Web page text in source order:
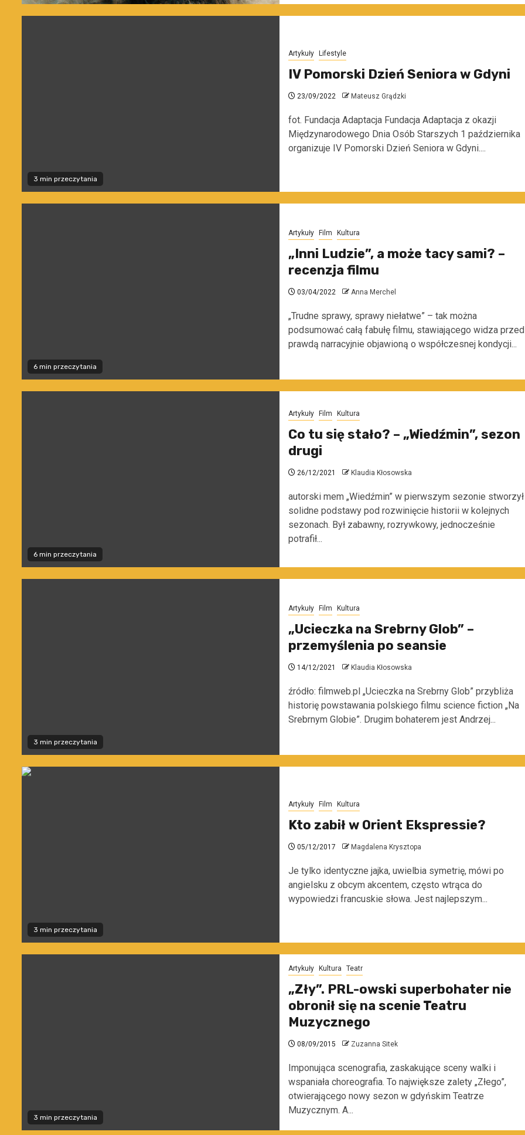
3 min przeczytania
Artykuły Lifestyle
IV Pomorski Dzień Seniora w Gdyni
23/09/2022 Mateusz Grądzki
fot. Fundacja Adaptacja Fundacja Adaptacja z okazji
Międzynarodowego Dnia Osób Starszych 1 października
organizuje IV Pomorski Dzień Seniora w Gdyni....
6 min przeczytania
Artykuły Film Kultura
„Inni Ludzie”, a może tacy sami? –
recenzja filmu
03/04/2022 Anna Merchel
„Trudne sprawy, sprawy niełatwe” – tak można
podsumować całą fabułę filmu, stawiającego widza przed
prawdą narracyjnie objawioną o współczesnej kondycji...
6 min przeczytania
Artykuły Film Kultura
Co tu się stało? – „Wiedźmin”, sezon
drugi
26/12/2021 Klaudia Kłosowska
autorski mem „Wiedźmin” w pierwszym sezonie stworzył
solidne podstawy pod rozwinięcie historii w kolejnych
sezonach. Był zabawny, rozrywkowy, jednocześnie
potrafił...
3 min przeczytania
Artykuły Film Kultura
„Ucieczka na Srebrny Glob” –
przemyślenia po seansie
14/12/2021 Klaudia Kłosowska
źródło: filmweb.pl „Ucieczka na Srebrny Glob” przybliża
historię powstawania polskiego filmu science fiction „Na
Srebrnym Globie”. Drugim bohaterem jest Andrzej...
3 min przeczytania
Artykuły Film Kultura
Kto zabił w Orient Ekspressie?
05/12/2017 Magdalena Krysztopa
Je tylko identyczne jajka, uwielbia symetrię, mówi po
angielsku z obcym akcentem, często wtrąca do
wypowiedzi francuskie słowa. Jest najlepszym...
3 min przeczytania
Artykuły Kultura Teatr
„Zły”. PRL-owski superbohater nie
obronił się na scenie Teatru
Muzycznego
08/09/2015 Zuzanna Sitek
Imponująca scenografia, zaskakujące sceny walki i
wspaniała choreografia. To największe zalety „Złego”,
otwierającego nowy sezon w gdyńskim Teatrze
Muzycznym. A...